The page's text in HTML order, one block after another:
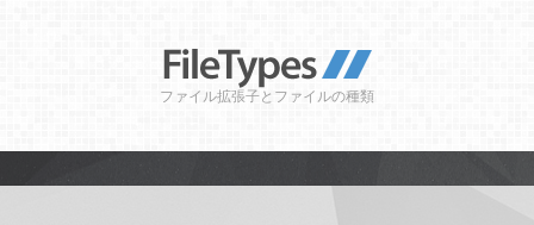
ファイル拡張子とファイルの種類